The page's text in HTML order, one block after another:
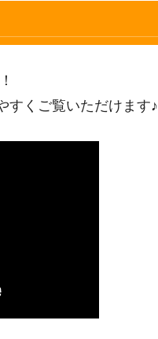
すくご覧いただけます♪